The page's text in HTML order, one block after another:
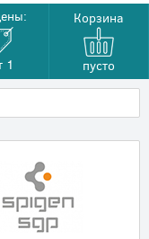
1
Корзина
пусто